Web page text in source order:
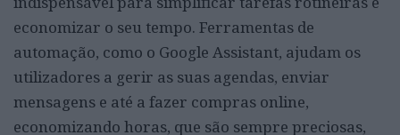
economizar o seu tempo. Ferramentas de
automação, como o Google Assistant, ajudam os
utilizadores a gerir as suas agendas, enviar
mensagens e até a fazer compras online,
economizando horas, que são sempre preciosas,